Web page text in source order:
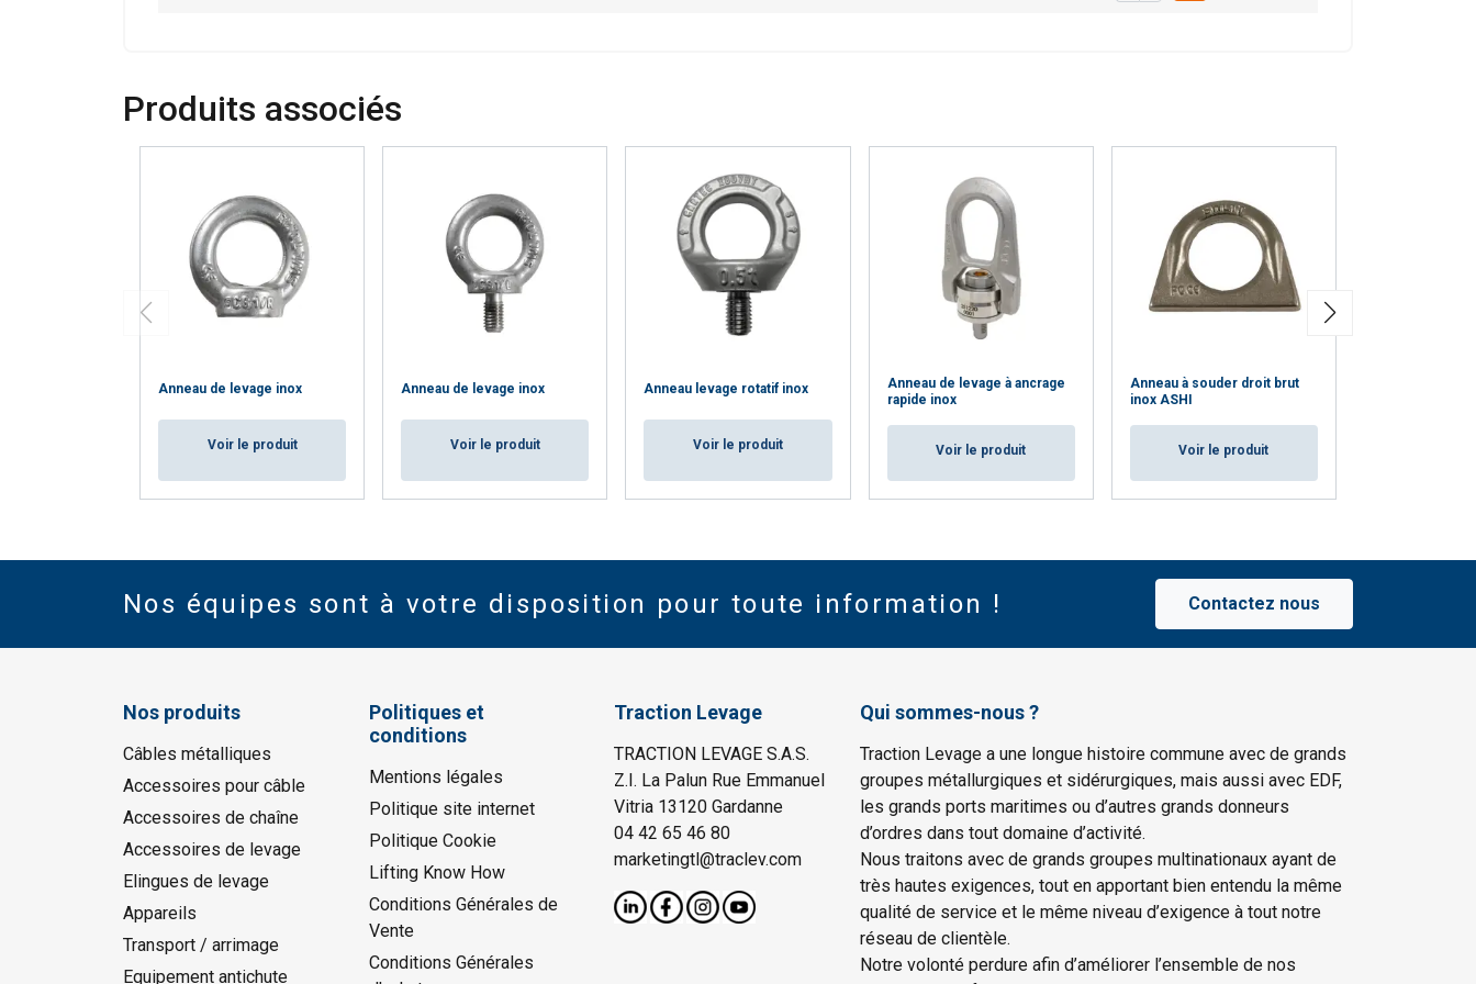
Produits associés
Anneau de levage inox
Voir le produit
Anneau de levage inox
Voir le produit
Anneau levage rotatif inox
Voir le produit
Anneau de levage à ancrage
rapide inox
Voir le produit
Anneau à souder droit brut
inox ASHI
Voir le produit
Nos équipes sont à votre disposition pour toute information ! Contactez nous
Nos produits
Câbles métalliques
Accessoires pour câble
Accessoires de chaîne
Accessoires de levage
Elingues de levage
Appareils
Transport / arrimage
Equipement antichute
Politiques et
conditions
Mentions légales
Politique site internet
Politique Cookie
Lifting Know How
Conditions Générales de
Vente
Conditions Générales
Traction Levage
TRACTION LEVAGE S.A.S.
Z.I. La Palun Rue Emmanuel
Vitria 13120 Gardanne
04 42 65 46 80
marketingtl@traclev.com
Qui sommes-nous ?
Traction Levage a une longue histoire commune avec de grands
groupes métallurgiques et sidérurgiques, mais aussi avec EDF,
les grands ports maritimes ou d’autres grands donneurs
d’ordres dans tout domaine d’activité.
Nous traitons avec de grands groupes multinationaux ayant de
très hautes exigences, tout en apportant bien entendu la même
qualité de service et le même niveau d’exigence à tout notre
réseau de clientèle.
Notre volonté perdure afin d’améliorer l’ensemble de nos